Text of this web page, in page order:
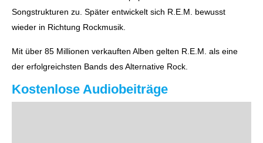
Songstrukturen zu. Später entwickelt sich R.E.M. bewusst
wieder in Richtung Rockmusik.
Mit über 85 Millionen verkauften Alben gelten R.E.M. als eine
der erfolgreichsten Bands des Alternative Rock.
Kostenlose Audiobeiträge